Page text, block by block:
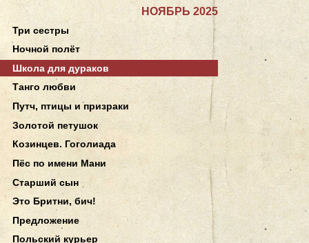
НОЯБРЬ 2025
Три сестры
Ночной полёт
Школа для дураков
Танго любви
Путч, птицы и призраки
Золотой петушок
Козинцев. Гоголиада
Пёс по имени Мани
Старший сын
Это Бритни, бич!
Предложение
Польский курьер